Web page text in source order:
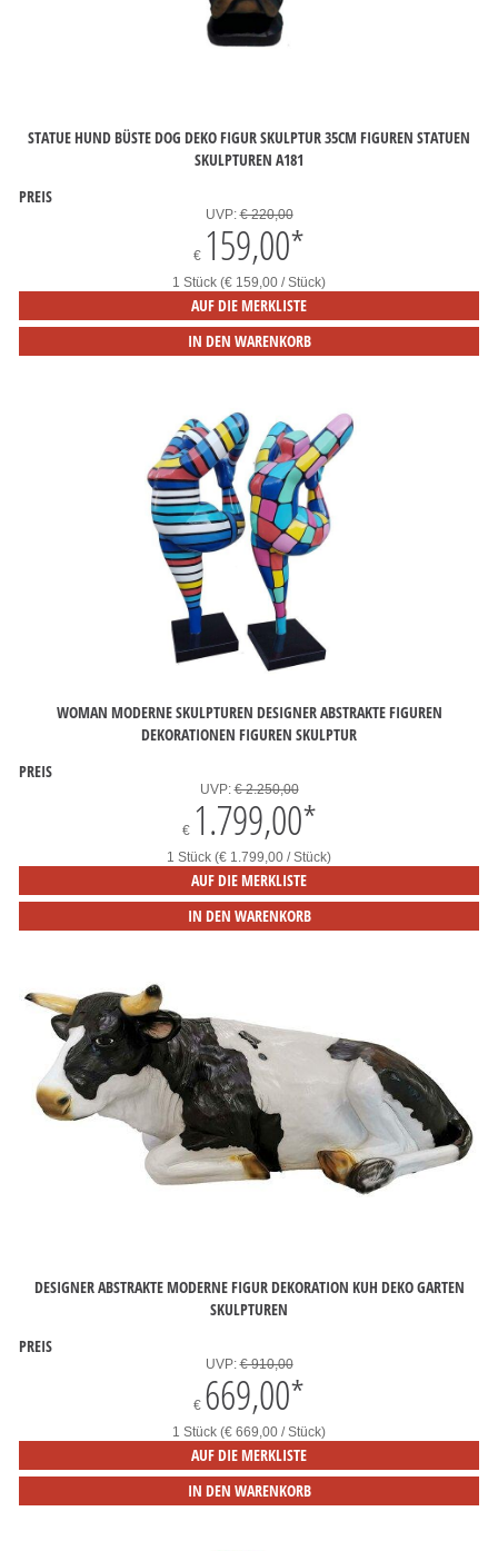
STATUE HUND BÜSTE DOG DEKO FIGUR SKULPTUR 35CM FIGUREN STATUEN
SKULPTUREN A181
PREIS
UVP:€ 220,00
€ 159,00*
1 Stück (€ 159,00 / Stück)
AUF DIE MERKLISTE
IN DEN WARENKORB
WOMAN MODERNE SKULPTUREN DESIGNER ABSTRAKTE FIGUREN
DEKORATIONEN FIGUREN SKULPTUR
PREIS
UVP:€ 2.250,00
€ 1.799,00*
1 Stück (€ 1.799,00 / Stück)
AUF DIE MERKLISTE
IN DEN WARENKORB
DESIGNER ABSTRAKTE MODERNE FIGUR DEKORATION KUH DEKO GARTEN
SKULPTUREN
PREIS
UVP:€ 910,00
€ 669,00*
1 Stück (€ 669,00 / Stück)
AUF DIE MERKLISTE
IN DEN WARENKORB